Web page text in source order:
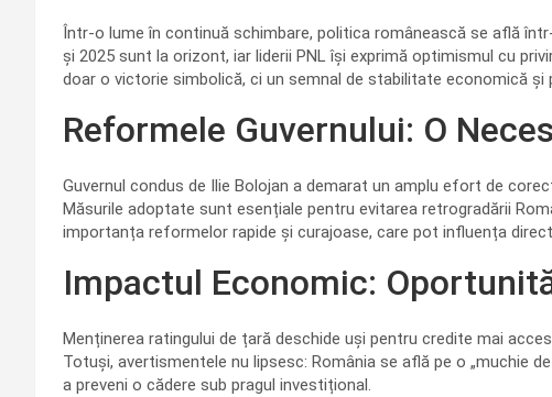
Într-o lume în continuă schimbare, politica românească se află
și 2025 sunt la orizont, iar liderii PNL își exprimă optimismul cu
doar o victorie simbolică, ci un semnal de stabilitate economică și
Reformele Guvernului: O
Guvernul condus de Ilie Bolojan a demarat un amplu efort de
Măsurile adoptate sunt esențiale pentru evitarea retrogradării
importanța reformelor rapide și curajoase, care pot influența
Impactul Economic:
Menținerea ratingului de țară deschide uși pentru credite mai
Totuși, avertismentele nu lipsesc: România se află pe o „muchie
a preveni o cădere sub pragul investițional.